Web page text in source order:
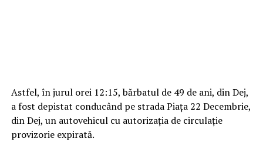
Astfel, în jurul orei 12:15, bărbatul de 49 de ani, din Dej,
a fost depistat conducând pe strada Piaţa 22 Decembrie,
din Dej, un autovehicul cu autorizaţia de circulaţie
provizorie expirată.